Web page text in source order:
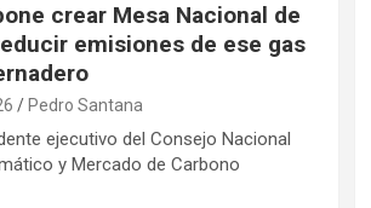
crear Mesa Nacional de
emisiones de ese gas
Pedro Santana
ejecutivo del Consejo Nacional
y Mercado de Carbono